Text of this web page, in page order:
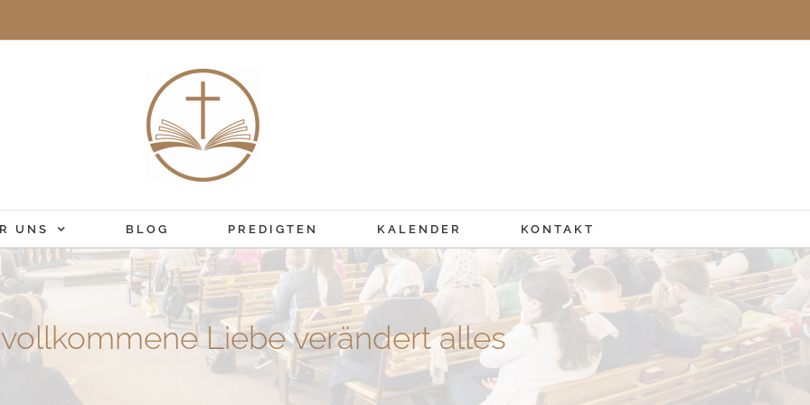
UNS BLOG PREDIGTEN KALENDER KONTAKT
Liebe verändert alles